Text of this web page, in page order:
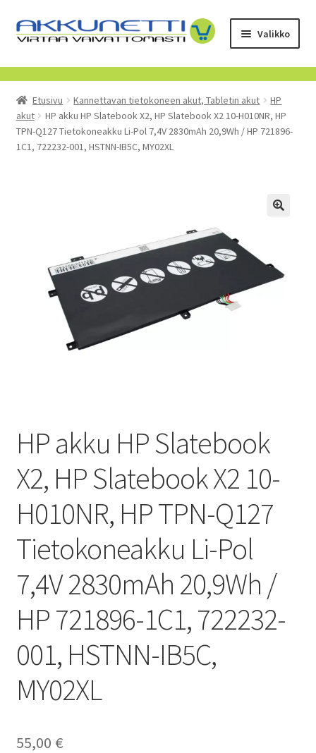
Siirry
navigointiin
Siirry
sisältöön
Valikko
Kauppa
Tietoa meistä
Yrityksille
Etusivu Kannettavan tietokoneen akut, Tabletin akut
HP
akut
HP akku HP Slatebook X2, HP Slatebook X2 10-H010NR, HP
TPN-Q127 Tietokoneakku Li-Pol 7,4V 2830mAh 20,9Wh / HP 721896-
1C1, 722232-001, HSTNN-IB5C, MY02XL
HP akku HP Slatebook
X2, HP Slatebook X2 10-
H010NR, HP TPN-Q127
Tietokoneakku Li-Pol
7,4V 2830mAh 20,9Wh /
HP 721896-1C1, 722232-
001, HSTNN-IB5C,
MY02XL
55,00 €